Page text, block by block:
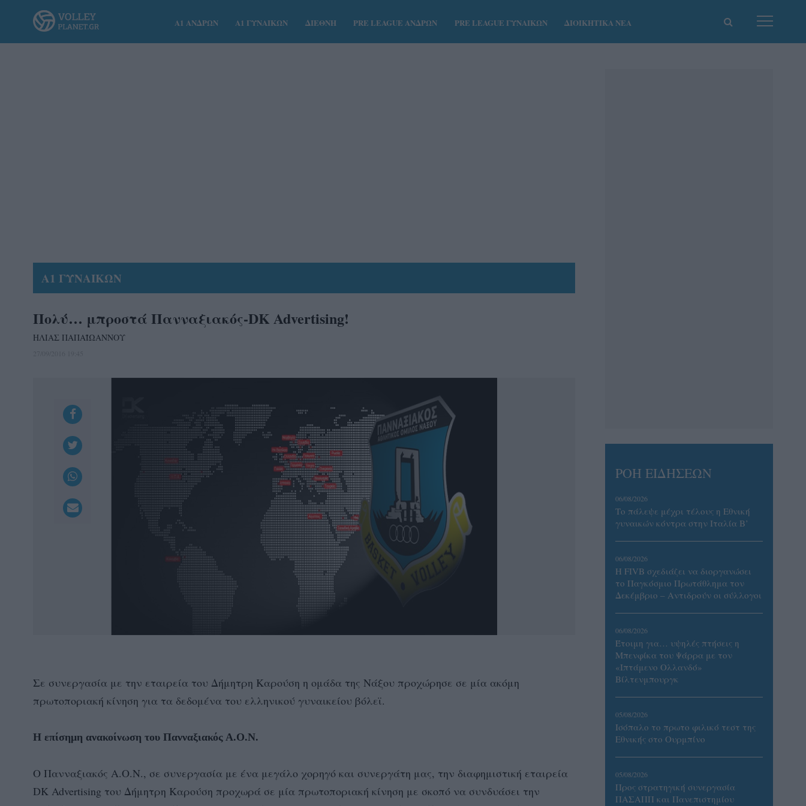
Α1 ΑΝΔΡΩΝ Α1 ΓΥΝΑΙΚΩΝ ΔΙΕΘΝΗ PRE LEAGUE ΑΝΔΡΩΝ PRE LEAGUE ΓΥΝΑΙΚΩΝ ΔΙΟΙΚΗΤΙΚΑ ΝΕΑ
Α1 ΓΥΝΑΙΚΩΝ
Πολύ… μπροστά Πανναξιακός-DK Advertising!
ΗΛΙΑΣ ΠΑΠΑΪΩΑΝΝΟΥ
Σε συνεργασία με την εταιρεία του Δήμητρη Καρούση η ομάδα της Νάξου προχώρησε σε μία ακόμη
πρωτοποριακή κίνηση για τα δεδομένα του ελληνικού γυναικείου βόλεϊ.
Η επίσημη ανακοίνωση του Πανναξιακός Α.Ο.Ν.
Ο Πανναξιακός Α.Ο.Ν., σε συνεργασία με ένα μεγάλο χορηγό και συνεργάτη μας, την διαφημιστική εταιρεία
DK Advertising του Δήμητρη Καρούση προχωρά σε μία πρωτοποριακή κίνηση με σκοπό να συνδυάσει την
ΡΟΗ ΕΙΔΗΣΕΩΝ
06/08/2026
Το πάλεψε μέχρι τέλους η Εθνική
γυναικών κόντρα στην Ιταλία Β’
06/08/2026
Η FIVB σχεδιάζει να διοργανώσει
το Παγκόσμιο Πρωτάθλημα τον
Δεκέμβριο – Αντιδρούν οι σύλλογοι
06/08/2026
Έτοιμη για… υψηλές πτήσεις η
Μπενφίκα του Ψάρρα με τον
«Ιπτάμενο Ολλανδό»
Βίλτενμπουργκ
05/08/2026
Ισόπαλο το πρωτο φιλικό τεστ της
Εθνικής στο Ουρμπίνο
05/08/2026
Προς στρατηγική συνεργασία
ΠΑΣΑΠΠ και Πανεπιστημίου